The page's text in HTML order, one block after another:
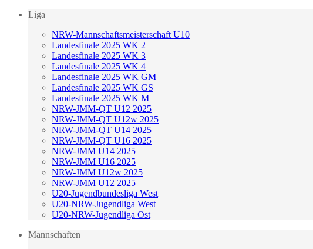
Liga
NRW-Mannschaftsmeisterschaft U10
Landesfinale 2025 WK 2
Landesfinale 2025 WK 3
Landesfinale 2025 WK 4
Landesfinale 2025 WK GM
Landesfinale 2025 WK GS
Landesfinale 2025 WK M
NRW-JMM-QT U12 2025
NRW-JMM-QT U12w 2025
NRW-JMM-QT U14 2025
NRW-JMM-QT U16 2025
NRW-JMM U14 2025
NRW-JMM U16 2025
NRW-JMM U12w 2025
NRW-JMM U12 2025
U20-Jugendbundesliga West
U20-NRW-Jugendliga West
U20-NRW-Jugendliga Ost
Mannschaften